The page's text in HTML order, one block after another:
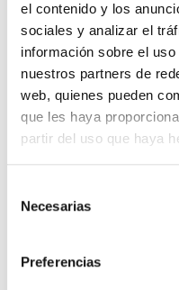
el contenido y los
sociales y analizar el
información sobre el
nuestros partners de
web, quienes pueden
que les haya
partir del uso que haya
Necesarias
Preferencias
Minimal
Plata brillo, vidrio 8mm,
tratamiento antical incluido
99,32€ 137,94€
desde 33,11€/mes